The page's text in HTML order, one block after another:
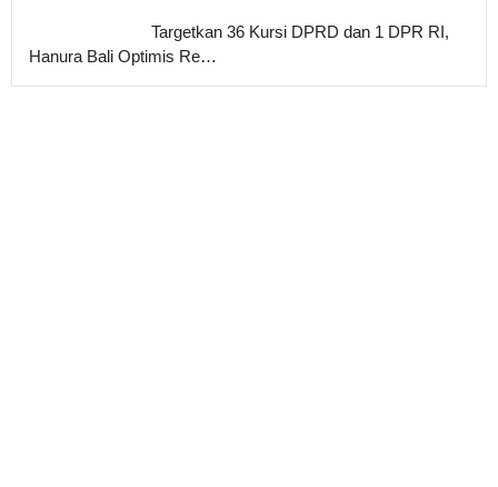
Targetkan 36 Kursi DPRD dan 1 DPR RI,
Hanura Bali Optimis Re…